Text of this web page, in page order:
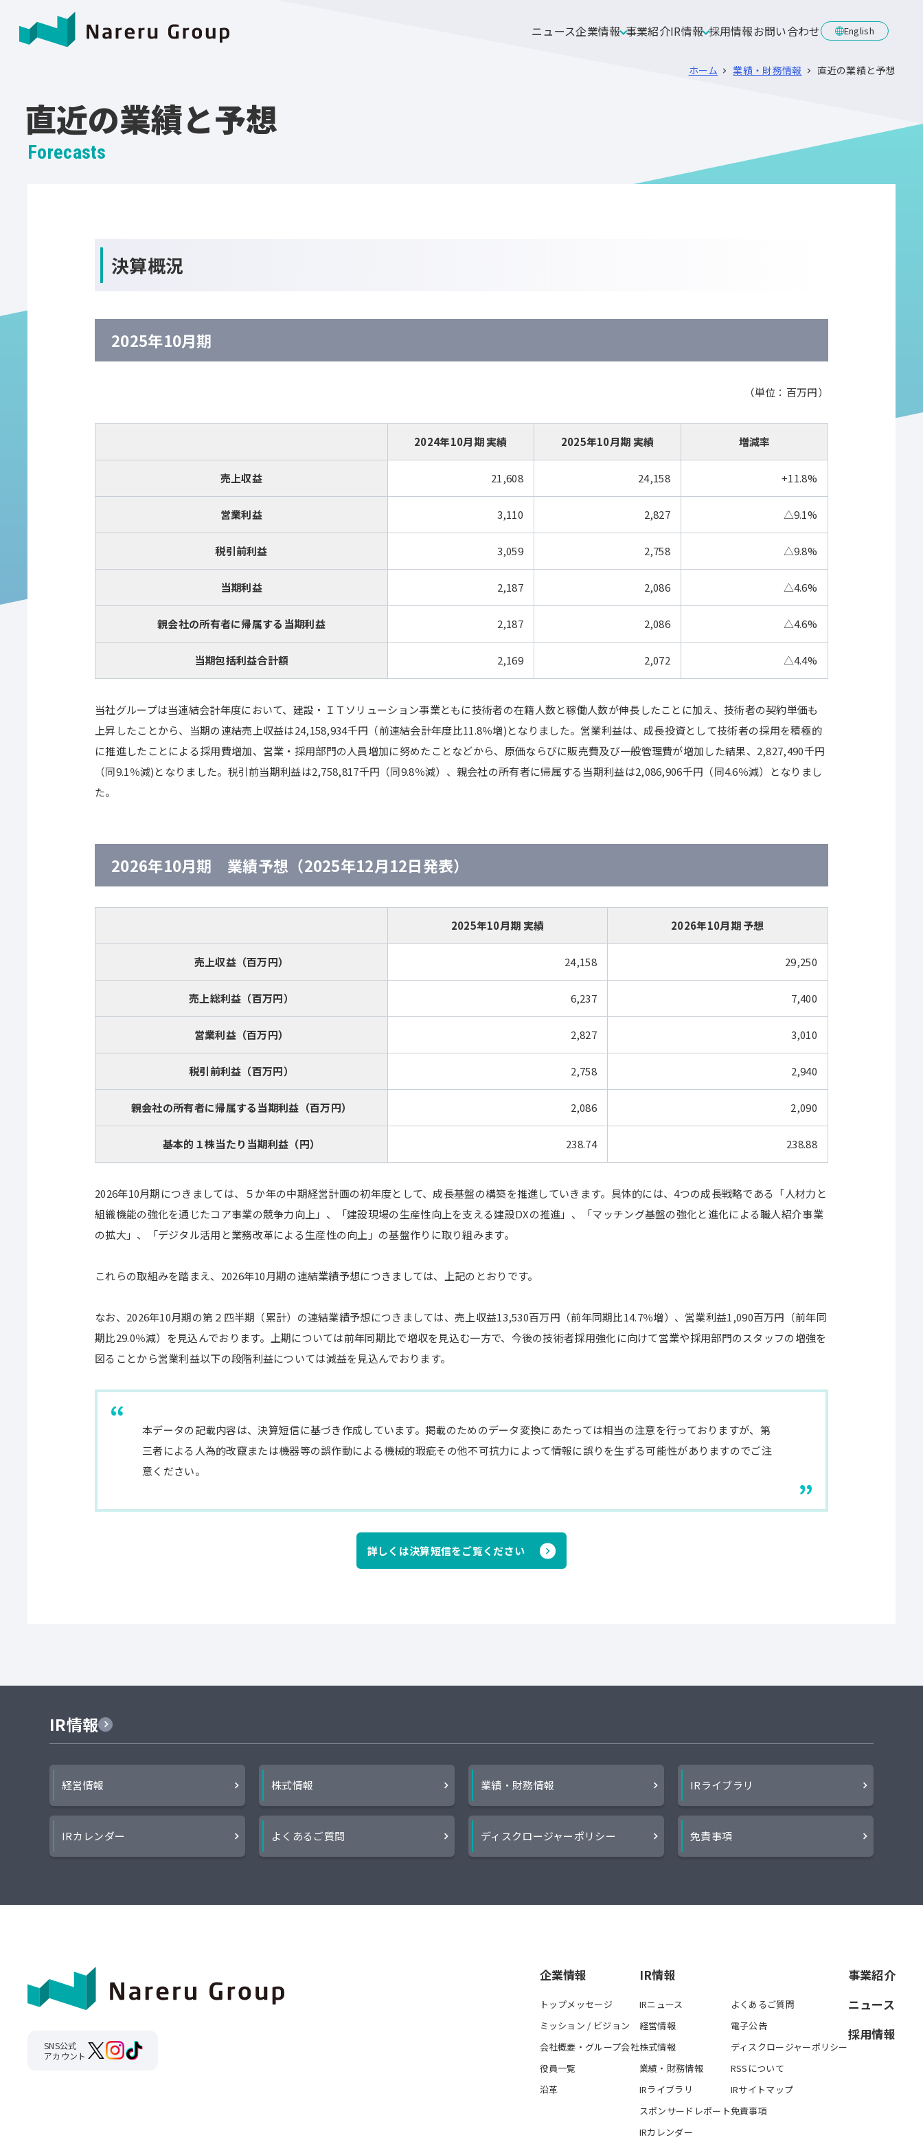
ニュース企業情報 事業紹介IR情報 採用情報お問い合わせ English
ホーム 業績・財務情報 直近の業績と予想
直近の業績と予想
Forecasts
決算概況
2025年10月期
（単位：百万円）
2024年10月期 実績 2025年10月期 実績 増減率
売上収益 21,608 24,158 +11.8%
営業利益 3,110 2,827 △9.1%
税引前利益 3,059 2,758 △9.8%
当期利益 2,187 2,086 △4.6%
親会社の所有者に帰属する当期利益 2,187 2,086 △4.6%
当期包括利益合計額 2,169 2,072 △4.4%
当社グループは当連結会計年度において、建設・ＩＴソリューション事業ともに技術者の在籍人数と稼働人数が伸長したことに加え、技術者の契約単価も
上昇したことから、当期の連結売上収益は24,158,934千円（前連結会計年度比11.8％増)となりました。営業利益は、成長投資として技術者の採用を積極的
に推進したことによる採用費増加、営業・採用部門の人員増加に努めたことなどから、原価ならびに販売費及び一般管理費が増加した結果、2,827,490千円
（同9.1％減)となりました。税引前当期利益は2,758,817千円（同9.8％減）、親会社の所有者に帰属する当期利益は2,086,906千円（同4.6％減）となりまし
た。
2026年10月期 業績予想（2025年12月12日発表）
2025年10月期 実績 2026年10月期 予想
売上収益（百万円） 24,158 29,250
売上総利益（百万円） 6,237 7,400
営業利益（百万円） 2,827 3,010
税引前利益（百万円） 2,758 2,940
親会社の所有者に帰属する当期利益（百万円） 2,086 2,090
基本的１株当たり当期利益（円） 238.74 238.88
2026年10月期につきましては、５か年の中期経営計画の初年度として、成長基盤の構築を推進していきます。具体的には、4つの成長戦略である「人材力と
組織機能の強化を通じたコア事業の競争力向上」、「建設現場の生産性向上を支える建設DXの推進」、「マッチング基盤の強化と進化による職人紹介事業
の拡大」、「デジタル活用と業務改革による生産性の向上」の基盤作りに取り組みます。
これらの取組みを踏まえ、2026年10月期の連結業績予想につきましては、上記のとおりです。
なお、2026年10月期の第２四半期（累計）の連結業績予想につきましては、売上収益13,530百万円（前年同期比14.7％増）、営業利益1,090百万円（前年同
期比29.0％減）を見込んでおります。上期については前年同期比で増収を見込む一方で、今後の技術者採用強化に向けて営業や採用部門のスタッフの増強を
図ることから営業利益以下の段階利益については減益を見込んでおります。
本データの記載内容は、決算短信に基づき作成しています。掲載のためのデータ変換にあたっては相当の注意を行っておりますが、第
三者による人為的改竄または機器等の誤作動による機械的瑕疵その他不可抗力によって情報に誤りを生ずる可能性がありますのでご注
意ください。
詳しくは決算短信をご覧ください
IR情報
経営情報 株式情報 業績・財務情報 IRライブラリ
IRカレンダー よくあるご質問 ディスクロージャーポリシー 免責事項
SNS公式
アカウント
企業情報
トップメッセージ
ミッション / ビジョン
会社概要・グループ会社
役員一覧
沿革
IR情報
IRニュース
経営情報
株式情報
業績・財務情報
IRライブラリ
スポンサードレポート
IRカレンダー
よくあるご質問
電子公告
ディスクロージャーポリシー
RSSについて
IRサイトマップ
免責事項
事業紹介
ニュース
採用情報